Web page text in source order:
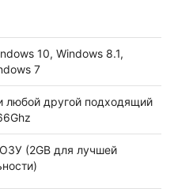
10, Windows 8.1,
7
любой другой подходящий
(2GB для лучшей